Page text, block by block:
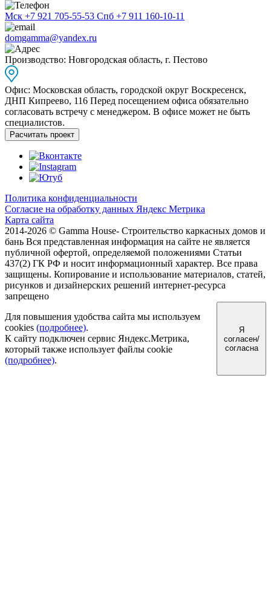
Мск +7 921 705-55-53 Спб +7 911 160-10-11
domgamma@yandex.ru
Производство: Новгородская область, г. Пестово
Офис: Московская область, городской округ Воскресенск,
ДНП Кипреево, 116 Перед посещением офиса обязательно
согласовать встречу с менеджером. В офисе может не быть
специалистов.
Расчитать проект
Политика конфиденциальности
Согласие на обработку данных Яндекс Метрика
Карта сайта
2014-2026 © Gamma House- Строительство каркасных домов и
бань Вся представленная информация на сайте не является
публичной офертой, определяемой положениями Статьи
437(2) ГК РФ и носит информационный характер. Все права
защищены. Копирование и использование материалов, статей,
рисунков и дизайнерских решений интернет-ресурса
запрещено
Для повышения удобства сайта мы используем
cookies (подробнее).
К сайту подключен сервис Яндекс.Метрика,
который также использует файлы cookie
(подробнее).
Я
согласен/
согласна